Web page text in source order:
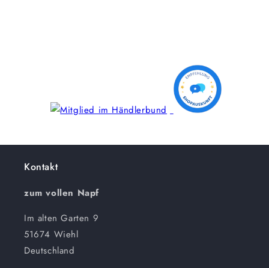
Kontakt
zum vollen Napf
Im alten Garten 9
51674 Wiehl
Deutschland